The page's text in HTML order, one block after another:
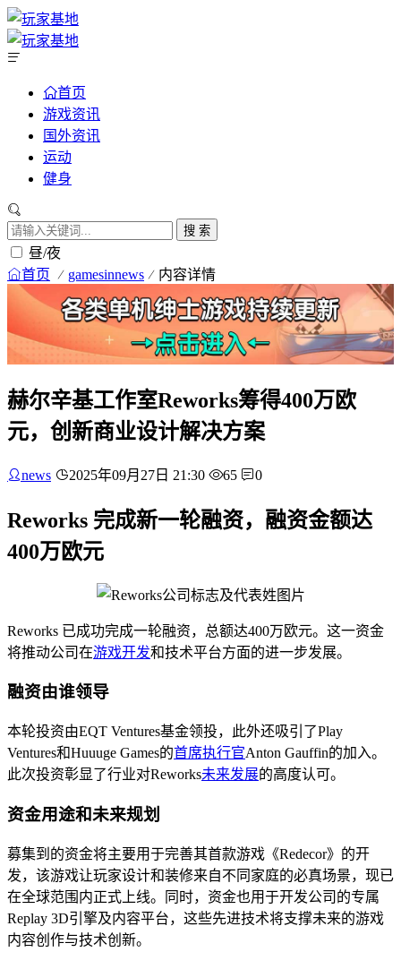
首页
游戏资讯
国外资讯
运动
健身
搜 索
昼/夜
首页 gamesinnews 内容详情
赫尔辛基工作室Reworks筹得400万欧
元，创新商业设计解决方案
news 2025年09月27日 21:30 65 0
Reworks 完成新一轮融资，融资金额达
400万欧元
Reworks 已成功完成一轮融资，总额达400万欧元。这一资金
将推动公司在游戏开发和技术平台方面的进一步发展。
融资由谁领导
本轮投资由EQT Ventures基金领投，此外还吸引了Play
Ventures和Huuuge Games的首席执行官Anton Gauffin的加入。
此次投资彰显了行业对Reworks未来发展的高度认可。
资金用途和未来规划
募集到的资金将主要用于完善其首款游戏《Redecor》的开
发，该游戏让玩家设计和装修来自不同家庭的必真场景，现已
在全球范围内正式上线。同时，资金也用于开发公司的专属
Replay 3D引擎及内容平台，这些先进技术将支撑未来的游戏
内容创作与技术创新。